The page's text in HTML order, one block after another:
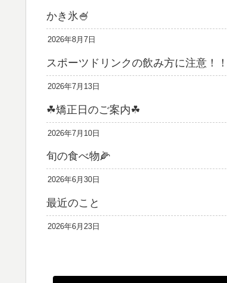
かき氷🍧
2026年8月7日
スポーツドリンクの飲み方に注意！！
2026年7月13日
☘矯正日のご案内☘
2026年7月10日
旬の食べ物🌽
2026年6月30日
最近のこと
2026年6月23日